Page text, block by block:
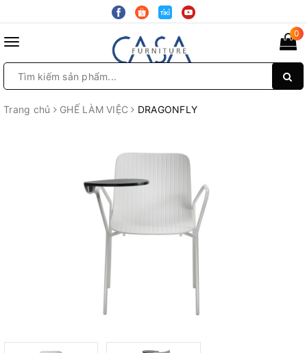
Toggle
0
Trang chủ GHẾ LÀM VIỆC DRAGONFLY